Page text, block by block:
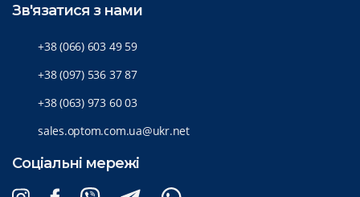
Зв'язатися з нами
+38 (066) 603 49 59
+38 (097) 536 37 87
+38 (063) 973 60 03
sales.optom.com.ua@ukr.net
Соціальні мережі